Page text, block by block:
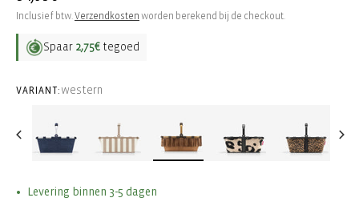
prijs
Inclusief btw.Verzendkosten worden berekend bij de checkout.
Spaar 2,75€ tegoed
VARIANT: western
Levering binnen 3-5 dagen